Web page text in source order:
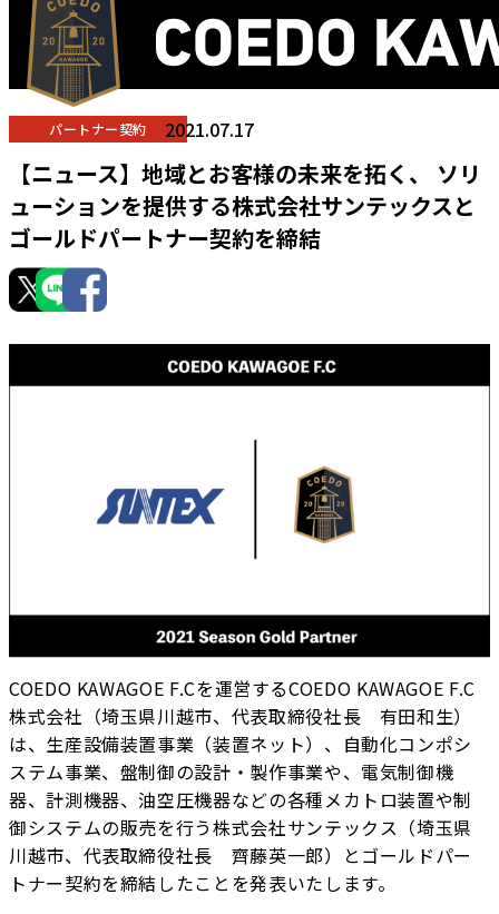
パートナー契約 2021.07.17
【ニュース】地域とお客様の未来を拓く、 ソリ
ューションを提供する株式会社サンテックスと
ゴールドパートナー契約を締結
COEDO KAWAGOE F.Cを運営するCOEDO KAWAGOE F.C
株式会社（埼玉県川越市、代表取締役社長 有田和生）
は、生産設備装置事業（装置ネット）、自動化コンポシ
ステム事業、盤制御の設計・製作事業や、電気制御機
器、計測機器、油空圧機器などの各種メカトロ装置や制
御システムの販売を行う株式会社サンテックス（埼玉県
川越市、代表取締役社長 齊藤英一郎）とゴールドパー
トナー契約を締結したことを発表いたします。